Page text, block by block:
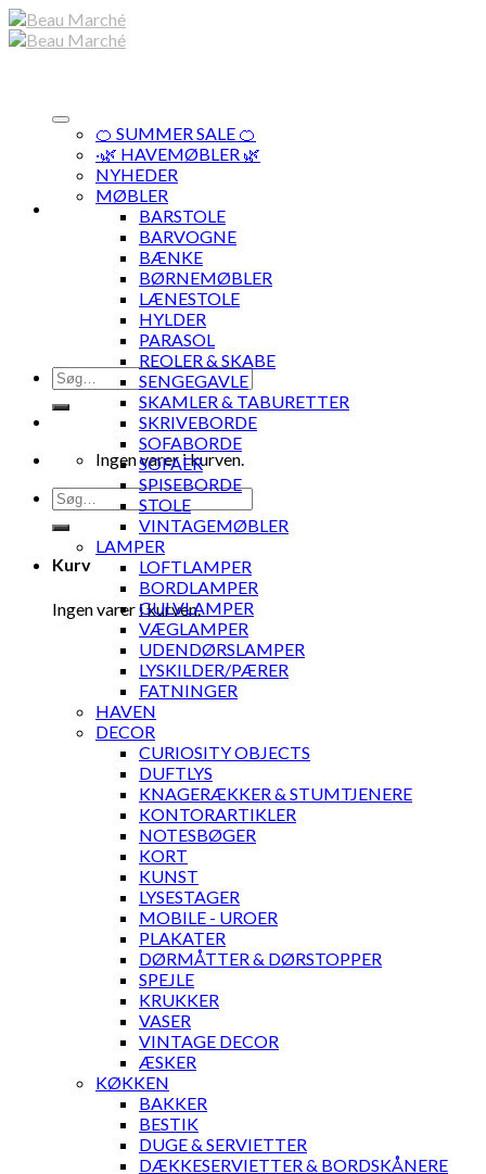
Skip
to
Søg
efter:
Ingen varer i kurven.
Søg
efter:
Kurv
Ingen varer i kurven.
🍊 SUMMER SALE 🍊
·🌿 HAVEMØBLER 🌿
NYHEDER
MØBLER
BARSTOLE
BARVOGNE
BÆNKE
BØRNEMØBLER
LÆNESTOLE
HYLDER
PARASOL
REOLER & SKABE
SENGEGAVLE
SKAMLER & TABURETTER
SKRIVEBORDE
SOFABORDE
SOFAER
SPISEBORDE
STOLE
VINTAGEMØBLER
LAMPER
LOFTLAMPER
BORDLAMPER
GULVLAMPER
VÆGLAMPER
UDENDØRSLAMPER
LYSKILDER/PÆRER
FATNINGER
HAVEN
DECOR
CURIOSITY OBJECTS
DUFTLYS
KNAGERÆKKER & STUMTJENERE
KONTORARTIKLER
NOTESBØGER
KORT
KUNST
LYSESTAGER
MOBILE - UROER
PLAKATER
DØRMÅTTER & DØRSTOPPER
SPEJLE
KRUKKER
VASER
VINTAGE DECOR
ÆSKER
KØKKEN
BAKKER
BESTIK
DUGE & SERVIETTER
DÆKKESERVIETTER & BORDSKÅNERE